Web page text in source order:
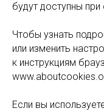
будут доступны
Чтобы узнать
или изменить
к инструкциям
Если вы